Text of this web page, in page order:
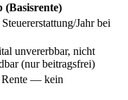
(Basisrente)
Jahr bei
unvererbbar, nicht
(nur beitragsfrei)
Rente — kein